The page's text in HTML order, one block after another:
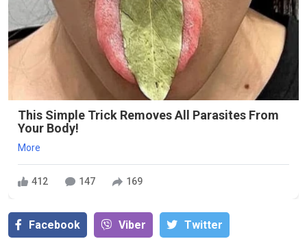
This Simple Trick Removes All Parasites From
Your Body!
More
412 147 169
Facebook Viber Тwitter